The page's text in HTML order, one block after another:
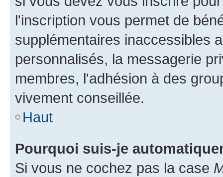
l'inscription vous permet de
supplémentaires inaccessibles
personnalisés, la messagerie
membres, l'adhésion à des
vivement conseillée.
Haut
Pourquoi suis-je
Si vous ne cochez pas la case